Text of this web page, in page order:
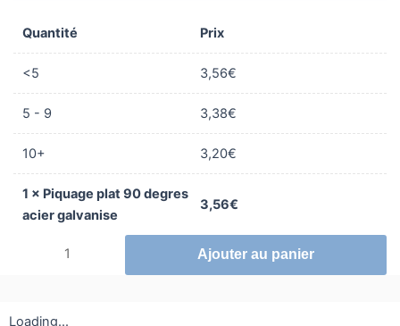
Quantité Prix
<5 3,56€
5 - 9 3,38€
10+ 3,20€
1 × Piquage plat 90 degres
acier galvanise
3,56€
degres
acier
galvanise
Ajouter au panier
Loading...